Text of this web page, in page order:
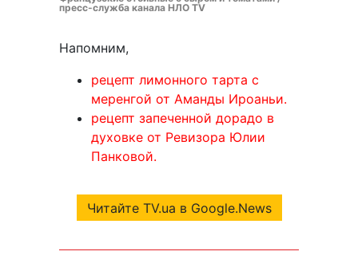
пресс-служба канала НЛО TV
Напомним,
рецепт лимонного тарта с
меренгой от Аманды Ироаньи.
рецепт запеченной дорадо в
духовке от Ревизора Юлии
Панковой.
Читайте TV.ua в Google.News